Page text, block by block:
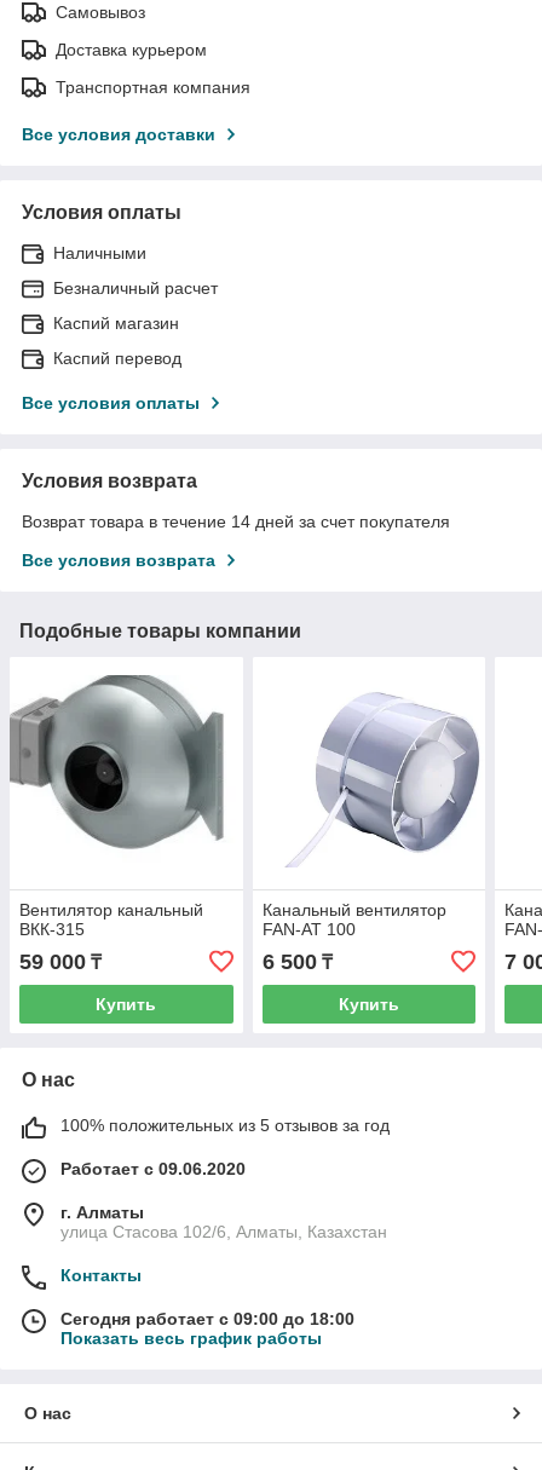
Самовывоз
Доставка курьером
Транспортная компания
Все условия доставки
Условия оплаты
Наличными
Безналичный расчет
Каспий магазин
Каспий перевод
Все условия оплаты
Условия возврата
Возврат товара в течение 14 дней за счет покупателя
Все условия возврата
Подобные товары компании
Вентилятор канальный
ВКК-315
59 000 ₸
Купить
Канальный вентилятор
FAN-AT 100
6 500₸
Купить
7
О нас
100% положительных из 5 отзывов за год
Работает с 09.06.2020
г. Алматы
улица Стасова 102/6, Алматы, Казахстан
Контакты
Сегодня работает с 09:00 до 18:00
Показать весь график работы
О нас